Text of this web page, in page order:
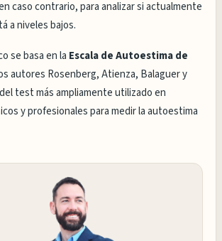
caso contrario, para analizar si actualmente
a niveles bajos.
se basa en la Escala de Autoestima de
autores Rosenberg, Atienza, Balaguer y
test más ampliamente utilizado en
y profesionales para medir la autoestima